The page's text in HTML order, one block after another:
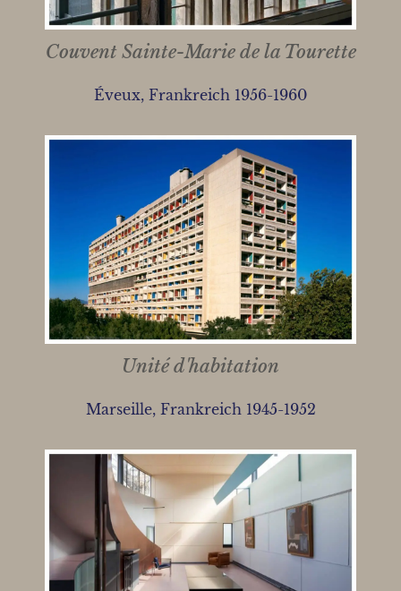
Couvent Sainte-Marie de la Tourette
Éveux, Frankreich 1956-1960
Unité d'habitation
Marseille, Frankreich 1945-1952